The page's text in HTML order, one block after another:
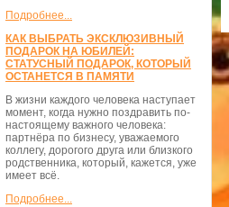
Подробнее...
КАК ВЫБРАТЬ ЭКСКЛЮЗИВНЫЙ
ПОДАРОК НА ЮБИЛЕЙ:
СТАТУСНЫЙ ПОДАРОК, КОТОРЫЙ
ОСТАНЕТСЯ В ПАМЯТИ
В жизни каждого человека наступает
момент, когда нужно поздравить по-
настоящему важного человека:
партнёра по бизнесу, уважаемого
коллегу, дорогого друга или близкого
родственника, который, кажется, уже
имеет всё.
Подробнее...